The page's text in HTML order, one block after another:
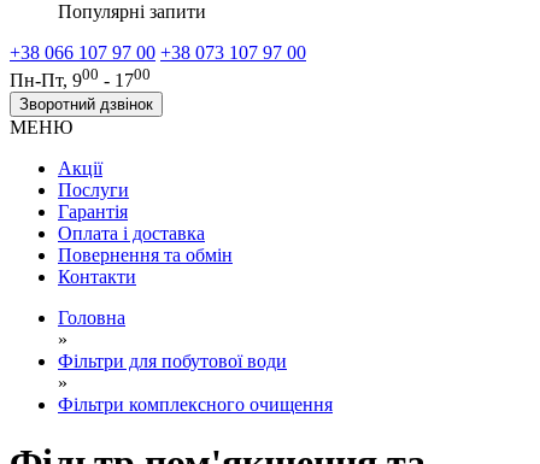
Популярні запити
+38 066 107 97 00 +38 073 107 97 00
Пн-Пт, 900 - 1700
Зворотний дзвінок
МЕНЮ
Акції
Послуги
Гарантія
Оплата і доставка
Повернення та обмін
Контакти
Головна
»
Фільтри для побутової води
»
Фільтри комплексного очищення